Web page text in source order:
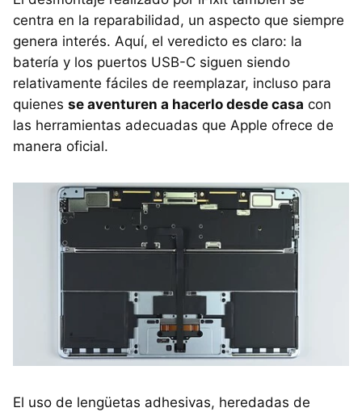
centra en la reparabilidad, un aspecto que siempre
genera interés. Aquí, el veredicto es claro: la
batería y los puertos USB-C siguen siendo
relativamente fáciles de reemplazar, incluso para
quienes se aventuren a hacerlo desde casa con
las herramientas adecuadas que Apple ofrece de
manera oficial.
El uso de lengüetas adhesivas, heredadas de